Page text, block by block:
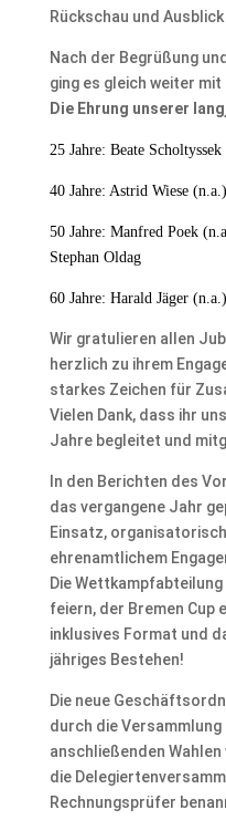
Rückschau und
Nach der Begrüßung
ging es gleich weiter
Die Ehrung unserer
25 Jahre: Beate
40 Jahre: Astrid Wiese
50 Jahre: Manfred Poek
Stephan Oldag
60 Jahre: Harald Jäger (n.a.)
Wir gratulieren allen
herzlich zu ihrem
starkes Zeichen für
Vielen Dank, dass ihr
Jahre begleitet und
In den Berichten des
das vergangene Jahr
Einsatz,
ehrenamtlichem
Die
feiern, der Bremen Cup
inklusives Format und
jähriges Bestehen!
Die neue
durch die
anschließenden
die
Rechnungsprüfer